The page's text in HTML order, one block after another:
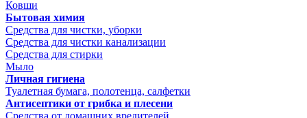
Ковши
Бытовая химия
Средства для чистки, уборки
Средства для чистки канализации
Средства для стирки
Мыло
Личная гигиена
Туалетная бумага, полотенца, салфетки
Антисептики от грибка и плесени
Средства от домашних вредителей